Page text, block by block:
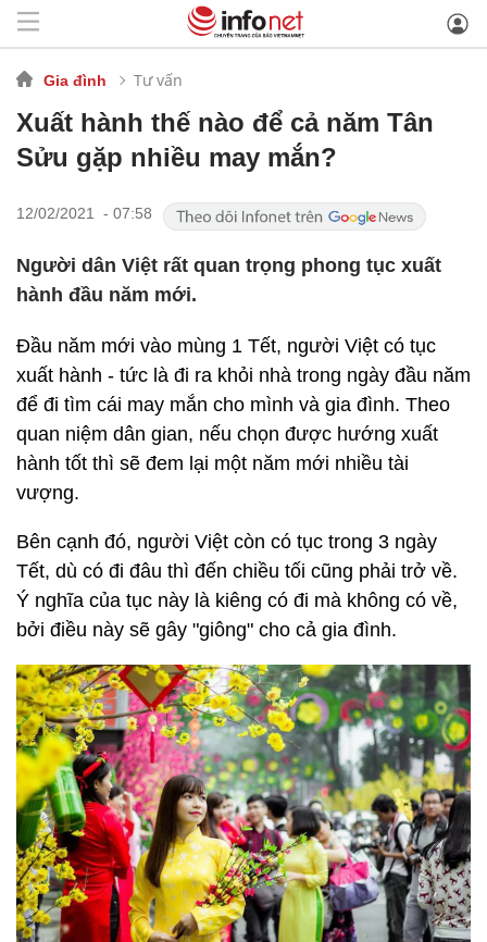
Gia đình Tư vấn
Xuất hành thế nào để cả năm Tân
Sửu gặp nhiều may mắn?
12/02/2021 - 07:58
Người dân Việt rất quan trọng phong tục xuất
hành đầu năm mới.
Đầu năm mới vào mùng 1 Tết, người Việt có tục
xuất hành - tức là đi ra khỏi nhà trong ngày đầu năm
để đi tìm cái may mắn cho mình và gia đình. Theo
quan niệm dân gian, nếu chọn được hướng xuất
hành tốt thì sẽ đem lại một năm mới nhiều tài
vượng.
Bên cạnh đó, người Việt còn có tục trong 3 ngày
Tết, dù có đi đâu thì đến chiều tối cũng phải trở về.
Ý nghĩa của tục này là kiêng có đi mà không có về,
bởi điều này sẽ gây "giông" cho cả gia đình.